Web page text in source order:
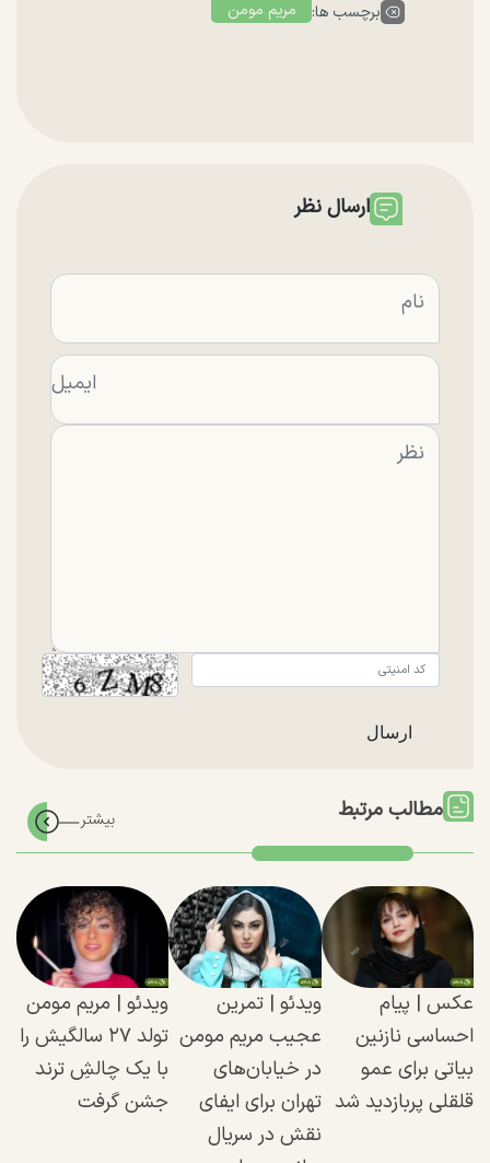
برچسب ها: مریم مومن
ارسال نظر
مطالب مرتبط
عکس | پیام
احساسی نازنین
بیاتی برای عمو
قلقلی پربازدید شد
ویدئو | تمرین
عجیب مریم مومن
در خیابان‌های
تهران برای ایفای
نقش در سریال
ویدئو | مریم مومن
تولد ۲۷ سالگیش را
با یک چالشِ ترند
جشن گرفت